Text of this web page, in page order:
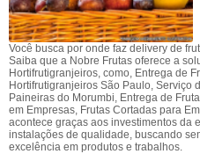
Você busca por onde faz delivery de
Saiba que a Nobre Frutas oferece a
Hortifrutigranjeiros, como, Entrega de
Hortifrutigranjeiros São Paulo, Serviço
Paineiras do Morumbi, Entrega de
em Empresas, Frutas Cortadas para
acontece graças aos investimentos da
instalações de qualidade, buscando
excelência em produtos e trabalhos.